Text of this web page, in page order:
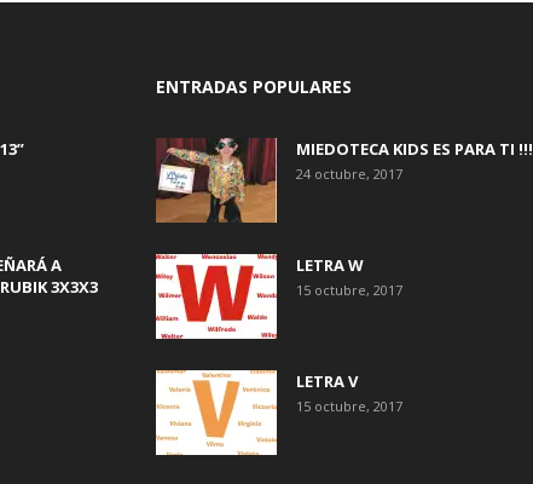
A
3X3X3
ENTRADAS POPULARES
MIEDOTECA KIDS ES PARA TI !!!
24 octubre, 2017
LETRA W
15 octubre, 2017
LETRA V
15 octubre, 2017